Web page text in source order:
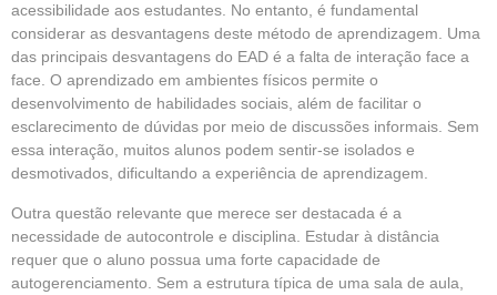
acessibilidade aos estudantes. No entanto, é fundamental
considerar as desvantagens deste método de aprendizagem. Uma
das principais desvantagens do EAD é a falta de interação face a
face. O aprendizado em ambientes físicos permite o
desenvolvimento de habilidades sociais, além de facilitar o
esclarecimento de dúvidas por meio de discussões informais. Sem
essa interação, muitos alunos podem sentir-se isolados e
desmotivados, dificultando a experiência de aprendizagem.
Outra questão relevante que merece ser destacada é a
necessidade de autocontrole e disciplina. Estudar à distância
requer que o aluno possua uma forte capacidade de
autogerenciamento. Sem a estrutura típica de uma sala de aula,